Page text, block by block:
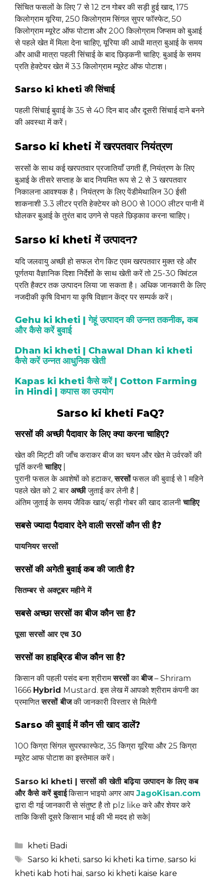
सिंचित फसलों के लिए 7 से 12 टन गोबर की सड़ी हुई खाद, 175
किलोग्राम यूरिया, 250 किलोग्राम सिंगल सुपर फॉस्फेट, 50
किलोग्राम म्यूरेट ऑफ पोटाश और 200 किलोग्राम जिप्सम को बुआई
से पहले खेत में मिला देना चाहिए, यूरिया की आधी मात्रा बुआई के समय
और आधी मात्रा पहली सिंचाई के बाद छिड़कनी चाहिए. बुआई के समय
प्रति हेक्टेयर खेत में 33 किलोग्राम म्यूरेट ऑफ पोटाश।
Sarso ki kheti की सिंचाई
पहली सिंचाई बुवाई के 35 से 40 दिन बाद और दूसरी सिंचाई दाने बनने
की अवस्था में करें।
Sarso ki kheti में खरपतवार नियंत्रण
सरसों के साथ कई खरपतवार प्रजातियाँ उगती हैं, नियंत्रण के लिए
बुआई के तीसरे सप्ताह के बाद नियमित रूप से 2 से 3 खरपतवार
निकालना आवश्यक है। नियंत्रण के लिए पेंडीमेथालिन 30 ईसी
शाकनाशी 3.3 लीटर प्रति हेक्टेयर को 800 से 1000 लीटर पानी में
घोलकर बुआई के तुरंत बाद उगने से पहले छिड़काव करना चाहिए।
Sarso ki kheti में उत्पादन?
यदि जलवायु अच्छी हो सफल रोग किट एवम खरपतवार मुक्त रहे और
पूर्णतया वैज्ञानिक दिशा निर्देशों के साथ खेती करें तो 25-30 क्विंटल
प्रति हैक्टर तक उत्पादन लिया जा सकता है। अधिक जानकारी के लिए
नजदीकी कृषि विभाग या कृषि विज्ञान केंद्र पर सम्पर्क करें।
Gehu ki kheti | गेहूं उत्पादन की उन्नत तकनीक, कब
और कैसे करें बुवाई
Dhan ki kheti | Chawal Dhan ki kheti
कैसे करें उन्नत आधुनिक खेती
Kapas ki kheti कैसे करें | Cotton Farming
in Hindi | कपास का उपयोग
Sarso ki kheti FaQ?
सरसों की अच्छी पैदावार के लिए क्या करना चाहिए?
खेत की मिट्टी की जाँच कराकर बीज का चयन और खेत मे उर्वरकों की
पूर्ति करनीचाहिए|
पुरानी फसल के अवशेषों को हटाकर,सरसोंफसल की बुवाई से 1 महिने
पहले खेत को 2 बार अच्छीजुताई कर लेनी है |
अंतिम जुताई के समय जैविक खाद/ सड़ी गोबर की खाद डालनीचाहिए
सबसे ज्यादा पैदावार देने वाली सरसों कौन सी है?
पायनियर सरसों
सरसों की अगेती बुवाई कब की जाती है?
सितम्बर से अक्टूबर महीने में
सबसे अच्छा सरसों का बीज कौन सा है?
पूसा सरसों आर एच 30
सरसों का हाइब्रिड बीज कौन सा है?
किसान की पहली पसंद बना श्रीरामसरसोंकाबीज– Shriram
1666 Hybrid Mustard. इस लेख में आपको श्रीराम कंपनी का
प्रमाणितसरसों बीजकी जानकारी विस्तार से मिलेगी
Sarso की बुवाई में कौन सी खाद डालें?
100 किग्रा सिंगल सुपरफास्फेट, 35 किग्रा यूरिया और 25 किग्रा
म्यूरेट आफ पोटाश का इस्तेमाल करें।
Sarso ki kheti | सरसों की खेती बढ़िया उत्पादन के लिए कब
और कैसे करें बुवाईकिसान भाइयो अगर आप JagoKisan.com
द्वारा दी गई जानकारी से संतुष्ट है तो plz like करे और शेयर करे
ताकि किसी दूसरे किसान भाई की भी मदद हो सके|
Categories
kheti Badi
Tags
Sarso ki kheti, sarso ki kheti ka time, sarso ki
kheti kab hoti hai, sarso ki kheti kaise kare